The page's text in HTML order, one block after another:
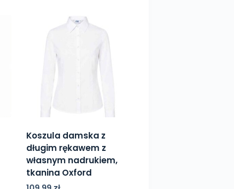
Koszula damska z
długim rękawem z
własnym nadrukiem,
tkanina Oxford